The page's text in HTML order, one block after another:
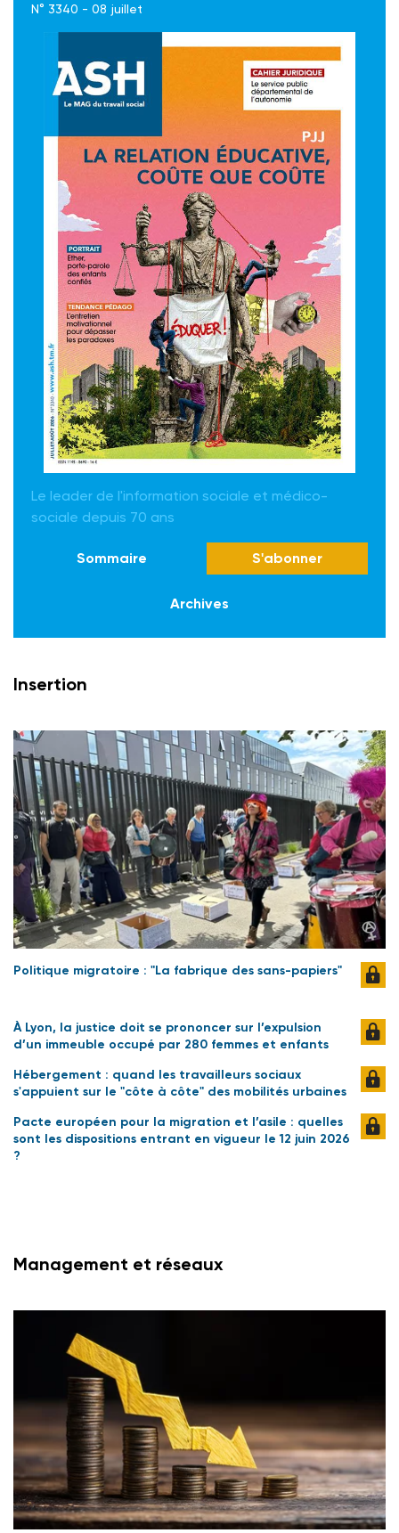
N° 3340 - 08 juillet
Le leader de l'information sociale et médico-
sociale depuis 70 ans
Sommaire S'abonner
Archives
Insertion
Politique migratoire : "La fabrique des sans-papiers"
À Lyon, la justice doit se prononcer sur l’expulsion
d’un immeuble occupé par 280 femmes et enfants
Hébergement : quand les travailleurs sociaux
s'appuient sur le "côte à côte" des mobilités urbaines
Pacte européen pour la migration et l’asile : quelles
sont les dispositions entrant en vigueur le 12 juin 2026
?
Management et réseaux